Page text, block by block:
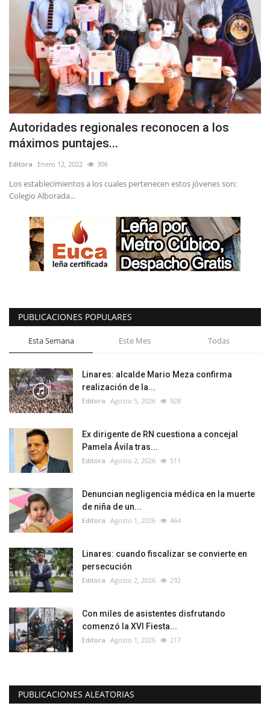
Autoridades regionales reconocen a los
máximos puntajes...
Editora Enero 12, 2022 306
Los establecimientos a los cuales pertenecen estos jóvenes son:
Colegio Alborada...
PUBLICACIONES POPULARES
Esta Semana Este Mes Todas
Linares: alcalde Mario Meza confirma
realización de la...
Editora Agosto 5, 2026 928
Ex dirigente de RN cuestiona a concejal
Pamela Ávila tras...
Editora Agosto 2, 2026 511
Denuncian negligencia médica en la muerte
de niña de un...
Editora Agosto 1, 2026 464
Linares: cuando fiscalizar se convierte en
persecución
Editora Agosto 2, 2026 292
Con miles de asistentes disfrutando
comenzó la XVI Fiesta...
Editora Agosto 1, 2026 217
PUBLICACIONES ALEATORIAS